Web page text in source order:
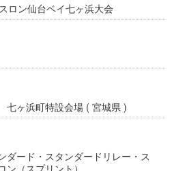
ロン仙台ベイ七ヶ浜大会
ヶ浜町特設会場 ( 宮城県 )
ダード・スタンダードリレー・ス
（スプリント）